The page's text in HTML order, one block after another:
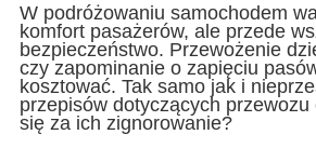
W podróżowaniu samochodem
komfort pasażerów, ale przede
bezpieczeństwo. Przewożenie
czy zapominanie o zapięciu
kosztować. Tak samo jak i
przepisów dotyczących przewozu
się za ich zignorowanie?